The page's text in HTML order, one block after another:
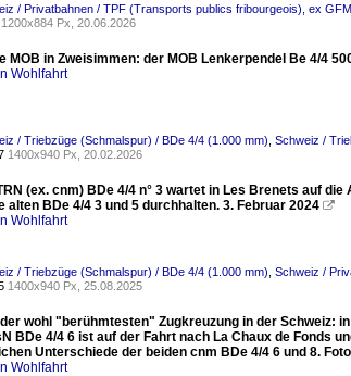
/ Privatbahnen / TPF (Transports publics fribourgeois), ex
1200x884 Px, 20.06.2026
MOB in Zweisimmen: der MOB Lenkerpendel Be 4/4
Wohlfahrt
/ Triebzüge (Schmalspur) / BDe 4/4 (1.000 mm) Schweiz /
1400x940 Px, 20.02.2026
(ex. cnm) BDe 4/4 n° 3 wartet in Les Brenets auf
alten BDe 4/4 3 und 5 durchhalten. 3. Februar 2024 
Wohlfahrt
/ Triebzüge (Schmalspur) / BDe 4/4 (1.000 mm) Schweiz /
1400x940 Px, 25.08.2025
der wohl "berühmtesten" Zugkreuzung in der Schweiz:
BDe 4/4 6 ist auf der Fahrt nach La Chaux de Fonds
Unterschiede der beiden cnm BDe 4/4 6 und 8.
Wohlfahrt